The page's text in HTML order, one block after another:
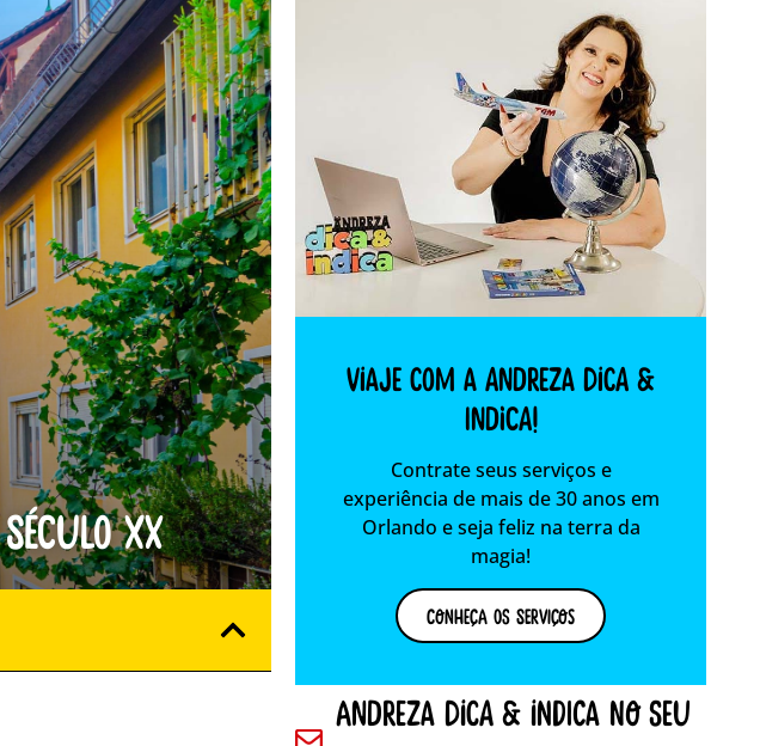
XX
Viaje com a Andreza dica &
indica!
Contrate seus serviços e
experiência de mais de 30 anos em
Orlando e seja feliz na terra da
magia!
Conheça os Serviços
andreza dica & indica no seu